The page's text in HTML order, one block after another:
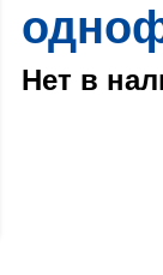
Нет в